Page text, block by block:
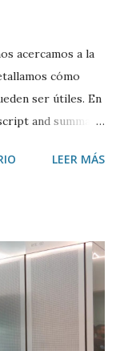
acercamos a la
cómo
ser útiles. En
and summary
así comoLEER MÁS